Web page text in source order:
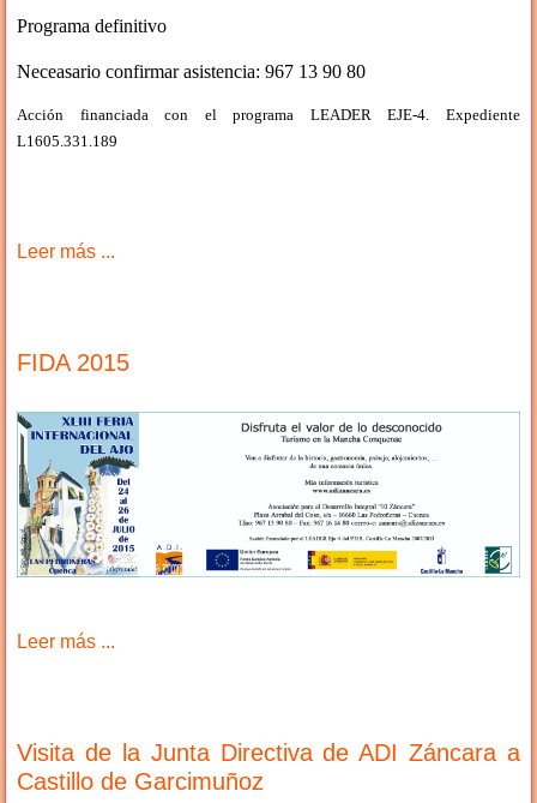
Programa definitivo
Neceasario confirmar asistencia: 967 13 90 80
Acción financiada con el programa LEADER EJE-4. Expediente
L1605.331.189
Leer más ...
FIDA 2015
Leer más ...
Visita de la Junta Directiva de ADI Záncara a
Castillo de Garcimuñoz